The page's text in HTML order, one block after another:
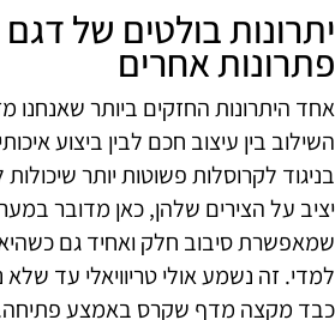
פתרונות אחרים
השילוב בין עיצוב חכם לבין ביצוע
בניגוד לקרוסלות פשוטות יותר
יציב על הצירים שלהן, כאן מדובר
שמאפשרת סיבוב חלק ואחיד גם
למדי. זה נשמע אולי טריוויאלי עד שלא
כבד מקצה מדף שקרס באמצע